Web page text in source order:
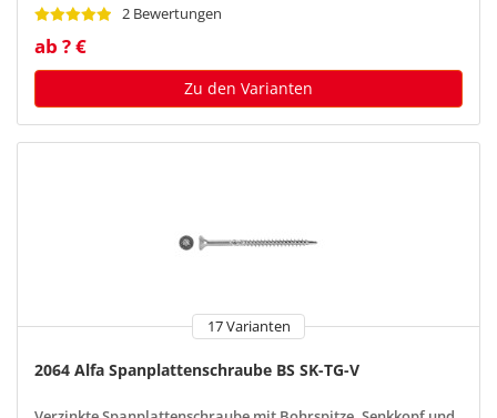
2 Bewertungen
ab ? €
Zu den Varianten
17 Varianten
2064 Alfa Spanplattenschraube BS SK-TG-V